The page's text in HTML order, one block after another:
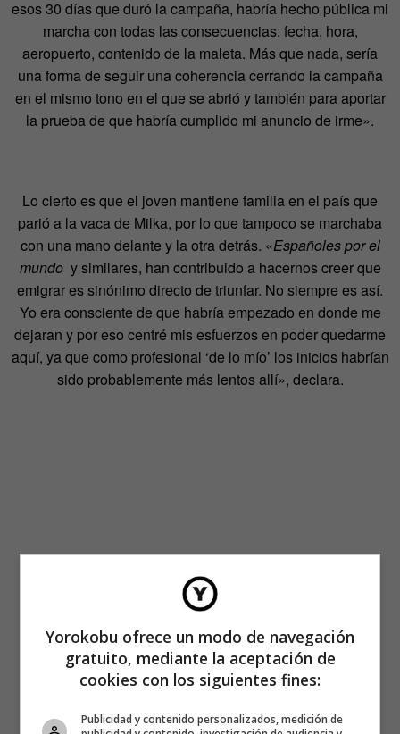
esos 30 días que duró la campaña, habría hecho pública mi
marcha con todas las consecuencias: fecha, hora,
aeropuerto, contenido de la maleta. Más que nada, sería
una forma de seguir una coherencia cerrando la campaña
en el mismo tono en el que se abrió y también para aportar
la prueba de que habría cumplido mi anuncio de irme».
Lo cierto es que el joven mantiene familia en el país que
parió a la vaca de Milka, por lo que tampoco se marchaba
con una mano delante y la otra detrás. «Españoles por el
mundoy similares, han contribuido a hacernos creer que
emigrar es sinónimo directo de triunfar. No siempre es así.
Yo era consciente de que habría empezado en donde me
dejaran y por eso centré mis esfuerzos en poder quedarme
aquí, ya que como profesional ‘de lo mío’ los inicios habrían
sido probablemente más lentos allí», declara.
Yorokobu ofrece un modo de navegación
gratuito, mediante la aceptación de
cookies con los siguientes fines:
Publicidad y contenido personalizados, medición de